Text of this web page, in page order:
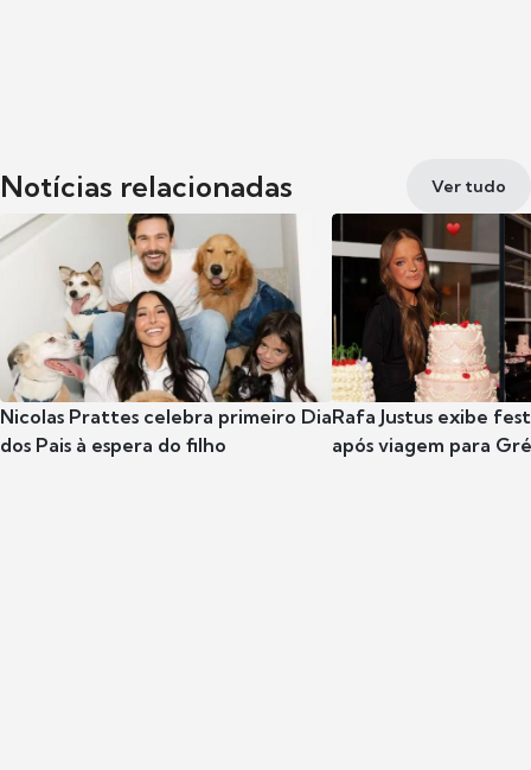
Notícias relacionadas Ver tudo
Nicolas Prattes celebra primeiro Dia
dos Pais à espera do filho
Rafa Justus exibe
após viagem para